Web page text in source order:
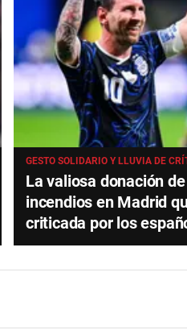
GESTO SOLIDARIO Y LLUVIA DE
La valiosa donación
incendios en Madrid
criticada por los